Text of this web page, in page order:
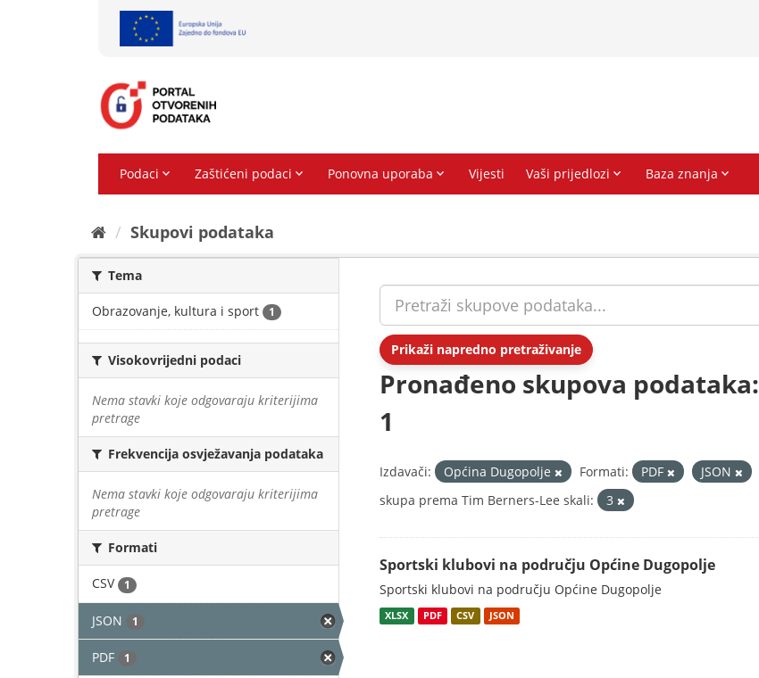
Skupovi podаtаkа
Tema
Obrazovanje, kultura i sport 1
Visokovrijedni podaci
Nema stavki koje odgovaraju kriterijima
pretrage
Frekvencija osvježavanja podataka
Nema stavki koje odgovaraju kriterijima
pretrage
Formati
CSV 1
JSON 1
PDF 1
Prikaži napredno pretraživanje
Pronađeno skupova podataka:
1
Izdavači: Općina Dugopolje Formati: PDF JSON
skupa prema Tim Berners-Lee skali:
3
Sportski klubovi na području Općine Dugopolje
Sportski klubovi na području Općine Dugopolje
XLSX PDF CSV JSON